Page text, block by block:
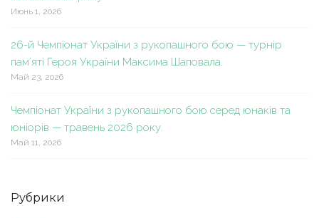
Июнь 1, 2026
26-й Чемпіонат України з рукопашного бою — турнір
пам’яті Героя України Максима Шаповала.
Май 23, 2026
Чемпіонат України з рукопашного бою серед юнаків та
юніорів — травень 2026 року.
Май 11, 2026
Рубрики